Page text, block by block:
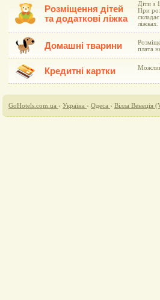
Розміщення дітей
та додаткові ліжка
Діти з
При
ліжках.
Домашні тварини
плата
Кредитні картки
GoHotels.com.ua › Україна › Одеса › Вілла Венеція